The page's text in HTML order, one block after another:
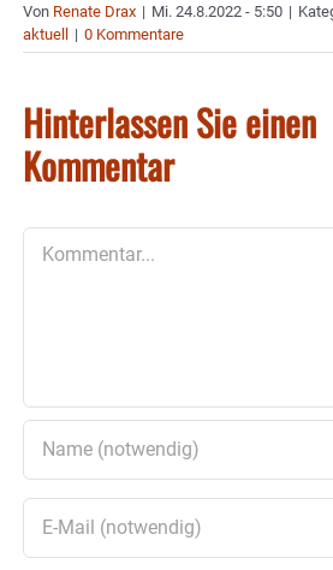
Von Renate Drax | Mi. 24.8.2022 - 5:50 |
aktuell
| 0 Kommentare
Hinterlassen Sie einen
Kommentar